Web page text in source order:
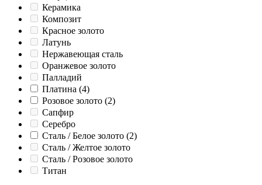
Керамика
Композит
Красное золото
Латунь
Нержавеющая сталь
Оранжевое золото
Палладий
Платина (4)
Розовое золото (2)
Сапфир
Серебро
Сталь / Белое золото (2)
Сталь / Желтое золото
Сталь / Розовое золото
Титан